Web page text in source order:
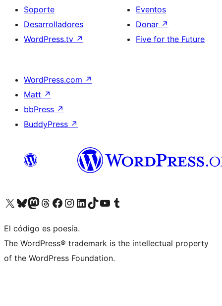
Soporte
Desarrolladores
WordPress.tv ↗
Eventos
Donar ↗
Five for the Future
WordPress.com ↗
Matt ↗
bbPress ↗
BuddyPress ↗
Visita nuestra cuenta de X (anteriormente Twitter)
Visita nuestra cuenta de Bluesky
Visita nuestra cuenta de Mastodon
Visita nuestra cuenta de Threads
Visita nuestra página de Facebook
Visita nuestra cuenta de Instagram
Visita nuestra cuenta de LinkedIn
Visita nuestra cuenta de TikTok
Visita nuestro canal de YouTube
Visita nuestra cuenta de Tumblr
El código es poesía.
The WordPress® trademark is the intellectual property
of the WordPress Foundation.